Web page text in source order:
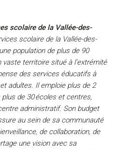
scolaire de la Vallée-des-
scolaire de la Vallée-des-
population de plus de 90
territoire situé à l’extrémité
des services éducatifs à
adultes. Il emploie plus de 2
de 30écoles et centres,
administratif. Son budget
au sein de sa communauté
de collaboration, de
une vision avec sa